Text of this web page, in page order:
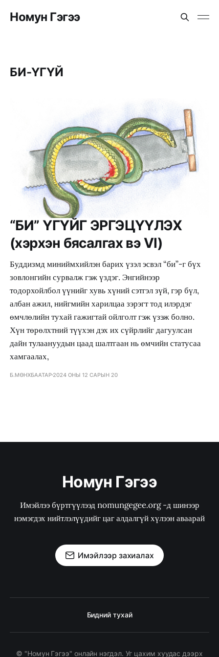
Номун Гэгээ
БИ-ҮГҮЙ
“БИ” ҮГҮЙГ ЭРГЭЦҮҮЛЭХ
(хэрхэн бясалгах вэ VI)
Буддизмд миниймхийлэн барих үзэл эсвэл “би”-г бүх
зовлонгийн сурвалж гэж үздэг. Энгийнээр
тодорхойлбол үүнийг хувь хүний сэтгэл зүй, гэр бүл,
албан ажил, нийгмийн харилцаа зэрэгт тод илэрдэг
өмчлөлийн тухай гажигтай ойлголт гэж үзэж болно.
Хүн төрөлхтний түүхэн дэх их сүйрлийг дагуулсан
дайн тулаануудын цаад шалтгаан нь өмчийн статусаа
хамгаалах,
Б.МӨНХБААТАР 2024 ОНЫ 12 САРЫН 20
Номун Гэгээ
Имэйлээ бүртгүүлээд nomungegee.org -д шинээр
нэмэгдэх нийтлэлүүдийг цаг алдалгүй хүлээн аваарай
Имэйлээр захиалах
Бидний тухай
© "Номун Гэгээ" онлайн нэгдэл. Уг цахим хуудас дээрх